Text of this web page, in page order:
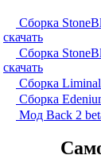
Сборка
скачать
Сборка
скачать
Сборка
Сборка
Мод Back 2